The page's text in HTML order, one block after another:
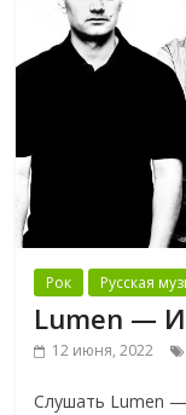
Рок Русская
Lumen —
12 июня, 2022
Слушать Lumen